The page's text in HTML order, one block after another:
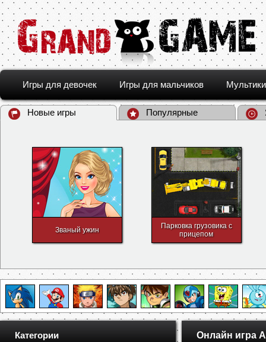
Игры для девочек Игры для мальчиков Мультики
Новые игры Популярные
Званый ужин
Парковка грузовика с
прицепом
Категории Онлайн игра